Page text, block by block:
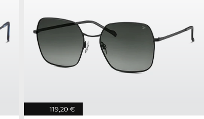
119,20 €